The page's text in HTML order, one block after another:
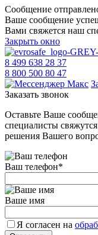
Сообщение
Ваше сообщение
Вами свяжется наш
Закрыть окно
8 499 638 28 37
8 800 500 80 47
Заказать звонок
Оставьте Ваше
специалисты
решения Вашего
Ваш телефон*
Ваше имя
Я согласен на